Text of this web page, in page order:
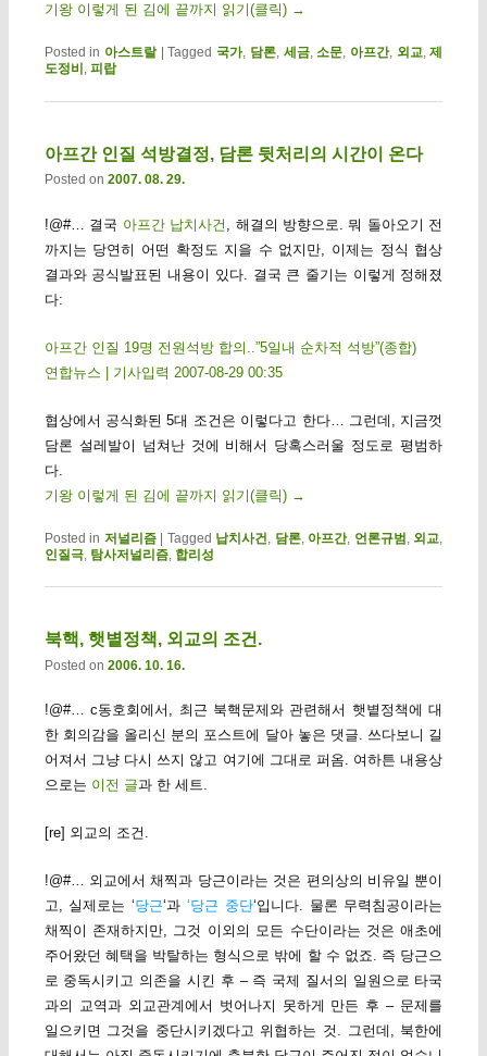
기왕 이렇게 된 김에 끝까지 읽기(클릭) →
Posted in 아스트랄 |Tagged 국가, 담론, 세금,소문, 아프간, 외교,제
도정비 , 피랍
아프간 인질 석방결정, 담론 뒷처리의 시간이 온다
Posted on 2007. 08. 29.
!@#… 결국 아프간 납치사건
, 해결의 방향으로. 뭐 돌아오기 전
까지는 당연히 어떤 확정도 지을 수 없지만, 이제는 정식 협상
결과와 공식발표된 내용이 있다. 결국 큰 줄기는 이렇게 정해졌
다:
아프간 인질 19명 전원석방 합의..”5일내 순차적 석방”(종합)
연합뉴스 | 기사입력 2007-08-29 00:35
협상에서 공식화된 5대 조건은 이렇다고 한다… 그런데, 지금껏
담론 설레발이 넘쳐난 것에 비해서 당혹스러울 정도로 평범하
다.
기왕 이렇게 된 김에 끝까지 읽기(클릭) →
Posted in 저널리즘 Tagged 납치사건, 담론, 아프간, 언론규범 , 외교,
인질극, 탐사저널리즘, 합리성
북핵, 햇볕정책, 외교의 조건.
Posted on 2006. 10. 16.
!@#… c동호회에서, 최근 북핵문제와 관련해서 햇볕정책에 대
한 회의감을 올리신 분의 포스트에 달아 놓은 댓글. 쓰다보니 길
어져서 그냥 다시 쓰지 않고 여기에 그대로 퍼옴. 여하튼 내용상
으로는 이전 글과 한 세트.
[re] 외교의 조건.
!@#… 외교에서 채찍과 당근이라는 것은 편의상의 비유일 뿐이
고, 실제로는 ‘당근‘과 ‘당근 중단‘입니다. 물론 무력침공이라는
채찍이 존재하지만, 그것 이외의 모든 수단이라는 것은 애초에
주어왔던 혜택을 박탈하는 형식으로 밖에 할 수 없죠. 즉 당근으
로 중독시키고 의존을 시킨 후 – 즉 국제 질서의 일원으로 타국
과의 교역과 외교관계에서 벗어나지 못하게 만든 후 – 문제를
일으키면 그것을 중단시키겠다고 위협하는 것. 그런데, 북한에